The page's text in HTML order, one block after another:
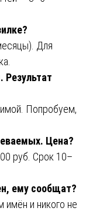
Для
Попробуем,
Цена?
руб. Срок 10–
ему сообщат?
и никого не